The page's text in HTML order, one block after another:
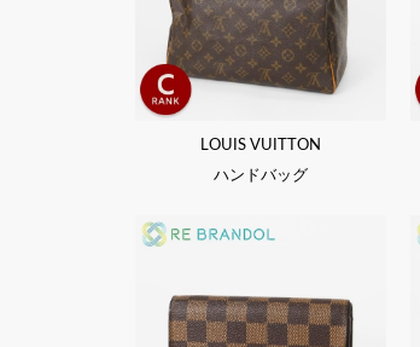
LOUIS VUITTON
ハンドバッグ